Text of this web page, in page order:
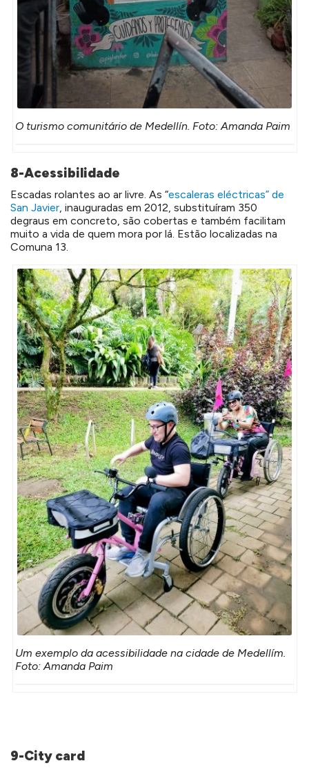
O turismo comunitário de Medellín. Foto: Amanda Paim
8-Acessibilidade
Escadas rolantes ao ar livre. As “escaleras eléctricas” de
San Javier , inauguradas em 2012, substituíram 350
degraus em concreto, são cobertas e também facilitam
muito a vida de quem mora por lá. Estão localizadas na
Comuna 13.
Um exemplo da acessibilidade na cidade de Medellím.
Foto: Amanda Paim
9-City card